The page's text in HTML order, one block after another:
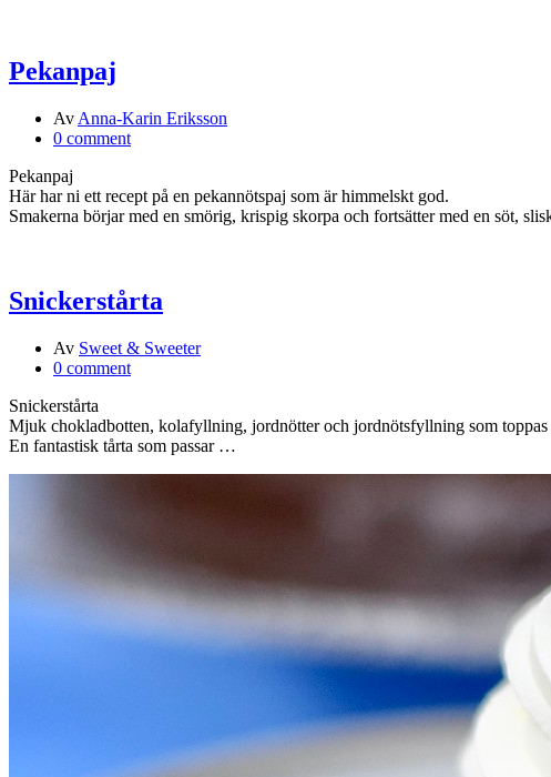
Pekanpaj
Av Anna-Karin Eriksson
0 comment
Pekanpaj
Här har ni ett recept på en pekannötspaj som är himmelskt god.
Smakerna börjar med en smörig, krispig skorpa och fortsätter med en söt,
Snickerstårta
Av Sweet & Sweeter
0 comment
Snickerstårta
Mjuk chokladbotten, kolafyllning, jordnötter och jordnötsfyllning som
En fantastisk tårta som passar …